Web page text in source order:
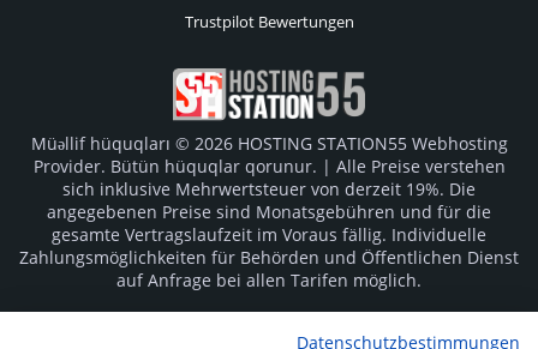
Trustpilot Bewertungen
Müəllif hüquqları © 2026 HOSTING STATION55 Webhosting
Provider. Bütün hüquqlar qorunur. | Alle Preise verstehen
sich inklusive Mehrwertsteuer von derzeit 19%. Die
angegebenen Preise sind Monatsgebühren und für die
gesamte Vertragslaufzeit im Voraus fällig. Individuelle
Zahlungsmöglichkeiten für Behörden und Öffentlichen Dienst
auf Anfrage bei allen Tarifen möglich.
Datenschutzbestimmungen